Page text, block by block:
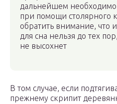
дальнейшем необходимо
при помощи столярного
обратить внимание, что
для сна нельзя до тех
не высохнет
В том случае, если
прежнему скрипит